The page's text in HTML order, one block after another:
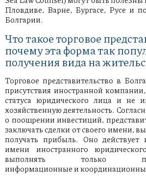
Пловдиве, Варне, Бургасе, Русе и
Болгарии.
Что такое торговое
почему эта форма так
получения вида на
Торговое представительство в
присутствия иностранной
статуса юридического лица и не
хозяйственную деятельность.
о поощрении инвестиций,
заключать сделки от своего имени,
получать прибыль. Оно действует
имени иностранного
выполнять только
информационные и